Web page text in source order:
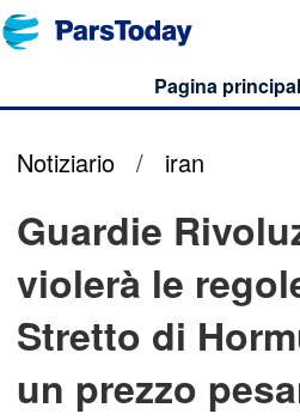
Pagina
Notiziario / iran
Guardie
violerà le
Stretto di
un prezzo